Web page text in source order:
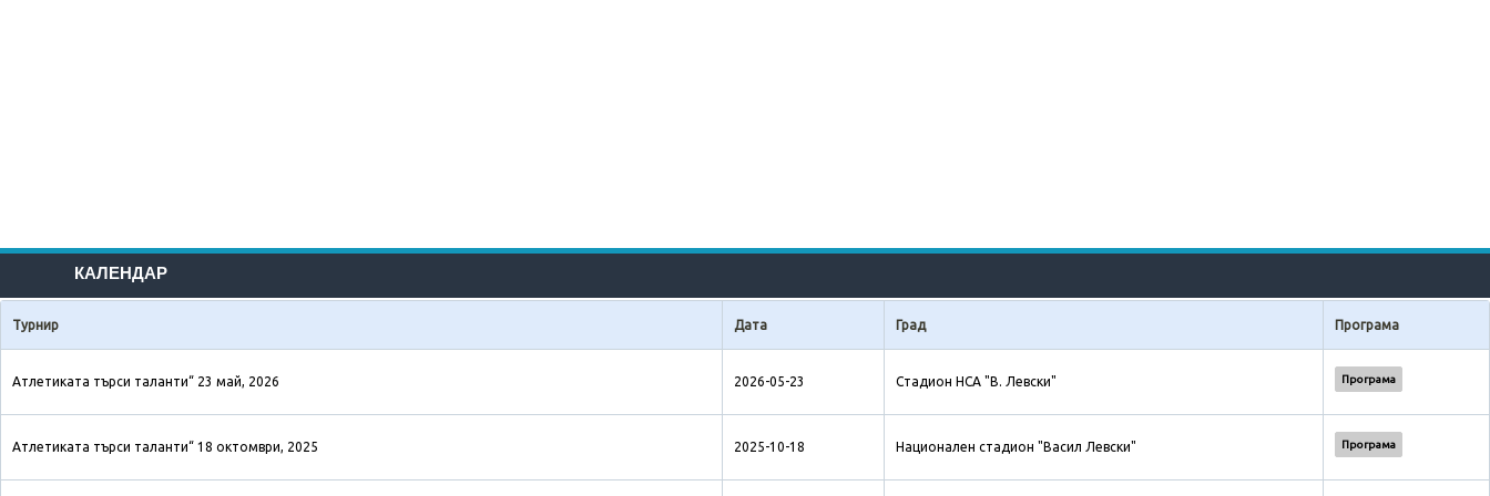
КАЛЕНДАР
Турнир Дата Град Програма
Атлетиката търси таланти“ 23 май, 2026 2026-05-23 Стадион НСА "В. Левски" Програма
Атлетиката търси таланти“ 18 октомври, 2025 2025-10-18 Национален стадион "Васил Левски" Програма